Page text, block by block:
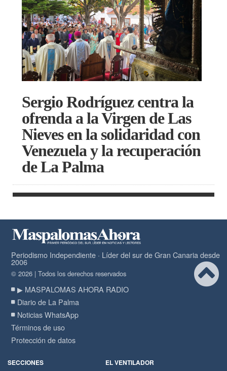
Sergio Rodríguez centra la
ofrenda a la Virgen de Las
Nieves en la solidaridad con
Venezuela y la recuperación
de La Palma
Periodismo Independiente · Líder del sur de Gran Canaria desde
2006
© 2026 | Todos los derechos reservados
▶ MASPALOMAS AHORA RADIO
Diario de La Palma
Noticias WhatsApp
Términos de uso
Protección de datos
SECCIONES
EL VENTILADOR